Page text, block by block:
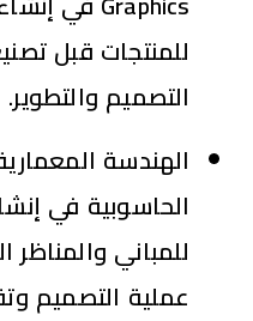
للمنتجات قبل
التصميم والتطوير.
الهندسة
الحاسوبية في
للمباني
عملية التصميم